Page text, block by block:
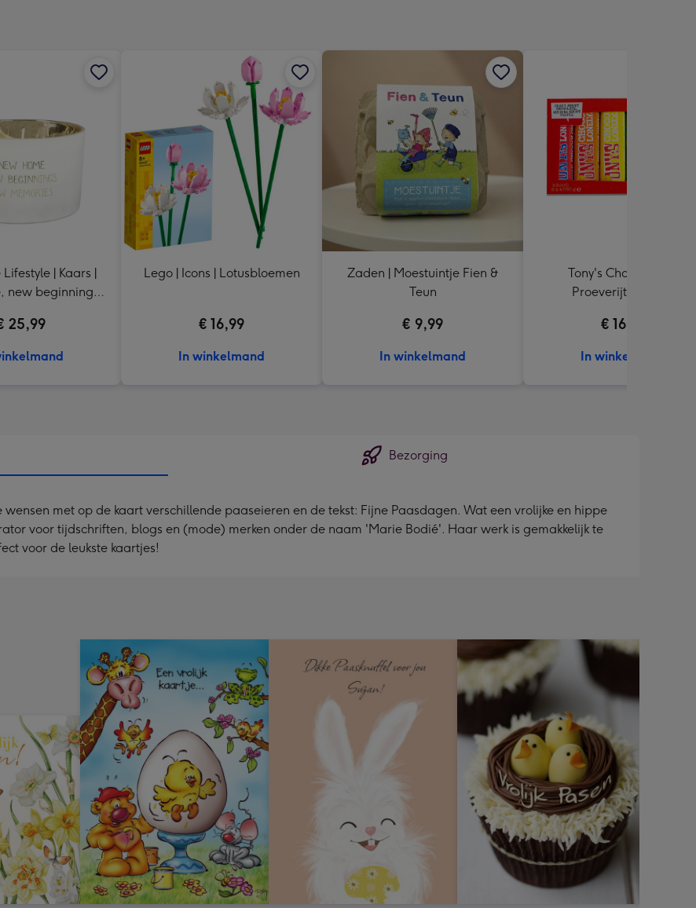
mm
| Kaars |
new beginnings,
25,99
Lego | Icons | Lotusbloemen
€ 16,99
In winkelmand
Zaden | Moestuintje Fien &
Teun
€ 9,99
In winkelmand
Tony's Chocolonely |
Proeverijtje | 288g
€ 16,99
In winkelmand
Bezorging
met op de kaart verschillende paaseieren en de tekst: Fijne Paasdagen. Wat een vrolijke en hippe
voor tijdschriften, blogs en (mode) merken onder de naam 'Marie Bodié'. Haar werk is gemakkelijk te
voor de leukste kaartjes!